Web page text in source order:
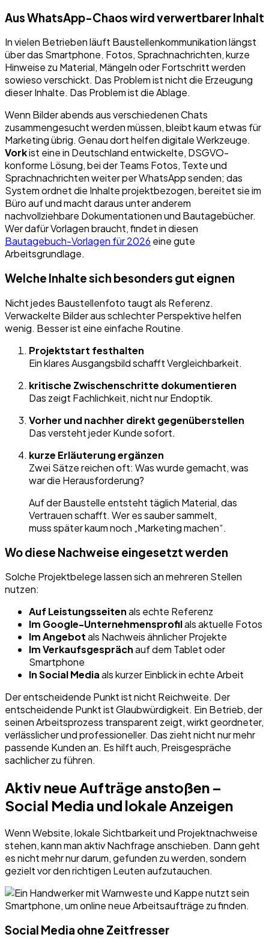
Aus WhatsApp-Chaos wird verwertbarer Inhalt
In vielen Betrieben läuft Baustellenkommunikation längst
über das Smartphone. Fotos, Sprachnachrichten, kurze
Hinweise zu Material, Mängeln oder Fortschritt werden
sowieso verschickt. Das Problem ist nicht die Erzeugung
dieser Inhalte. Das Problem ist die Ablage.
Wenn Bilder abends aus verschiedenen Chats
zusammengesucht werden müssen, bleibt kaum etwas für
Marketing übrig. Genau dort helfen digitale Werkzeuge.
Vorkist eine in Deutschland entwickelte, DSGVO-
konforme Lösung, bei der Teams Fotos, Texte und
Sprachnachrichten weiter per WhatsApp senden; das
System ordnet die Inhalte projektbezogen, bereitet sie im
Büro auf und macht daraus unter anderem
nachvollziehbare Dokumentationen und Bautagebücher.
Wer dafür Vorlagen braucht, findet in diesen
Bautagebuch-Vorlagen für 2026 eine gute
Arbeitsgrundlage.
Welche Inhalte sich besonders gut eignen
Nicht jedes Baustellenfoto taugt als Referenz.
Verwackelte Bilder aus schlechter Perspektive helfen
wenig. Besser ist eine einfache Routine.
Projektstart festhalten
Ein klares Ausgangsbild schafft Vergleichbarkeit.
kritische Zwischenschritte dokumentieren
Das zeigt Fachlichkeit, nicht nur Endoptik.
Vorher und nachher direkt gegenüberstellen
Das versteht jeder Kunde sofort.
kurze Erläuterung ergänzen
Zwei Sätze reichen oft: Was wurde gemacht, was
war die Herausforderung?
Auf der Baustelle entsteht täglich Material, das
Vertrauen schafft. Wer es sauber sammelt,
muss später kaum noch „Marketing machen“.
Wo diese Nachweise eingesetzt werden
Solche Projektbelege lassen sich an mehreren Stellen
nutzen:
Auf Leistungsseitenals echte Referenz
Im Google-Unternehmensprofilals aktuelle Fotos
Im Angebotals Nachweis ähnlicher Projekte
Im Verkaufsgesprächauf dem Tablet oder
Smartphone
In Social Mediaals kurzer Einblick in echte Arbeit
Der entscheidende Punkt ist nicht Reichweite. Der
entscheidende Punkt ist Glaubwürdigkeit. Ein Betrieb, der
seinen Arbeitsprozess transparent zeigt, wirkt geordneter,
verlässlicher und professioneller. Das zieht nicht nur mehr
passende Kunden an. Es hilft auch, Preisgespräche
sachlicher zu führen.
Aktiv neue Aufträge anstoßen –
Social Media und lokale Anzeigen
Wenn Website, lokale Sichtbarkeit und Projektnachweise
stehen, kann man aktiv Nachfrage anschieben. Dann geht
es nicht mehr nur darum, gefunden zu werden, sondern
gezielt vor den richtigen Leuten aufzutauchen.
Social Media ohne Zeitfresser